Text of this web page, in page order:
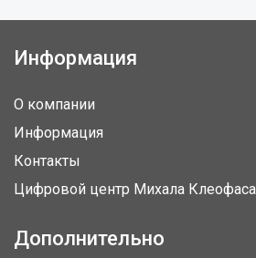
Информация
О компании
Информация
Контакты
Цифровой центр Михала Клеофаса
Дополнительно